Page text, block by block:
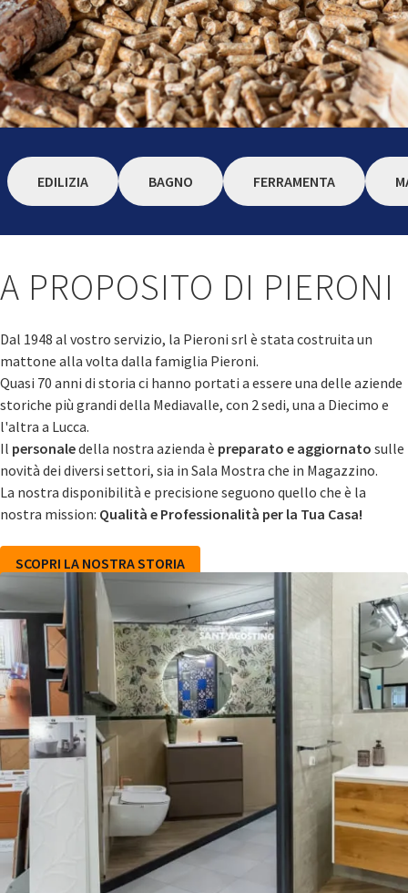
EDILIZIA BAGNO FERRAMENTA
A PROPOSITO DI PIERONI
Dal 1948 al vostro servizio, la Pieroni srl è stata costruita un
mattone alla volta dalla famiglia Pieroni.
Quasi 70 anni di storia ci hanno portati a essere una delle aziende
storiche più grandi della Mediavalle, con 2 sedi, una a Diecimo e
l'altra a Lucca.
Il personaledella nostra azienda è preparato e aggiornato sulle
novità dei diversi settori, sia in Sala Mostra che in Magazzino.
La nostra disponibilità e precisione seguono quello che è la
nostra mission: Qualità e Professionalità per la Tua Casa!
SCOPRI LA NOSTRA STORIA